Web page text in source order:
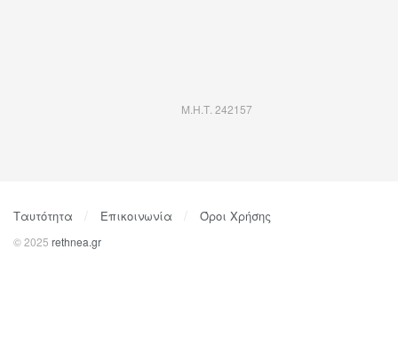
Μ.Η.Τ. 242157
Ταυτότητα Επικοινωνία Όροι Χρήσης
© 2025 rethnea.gr